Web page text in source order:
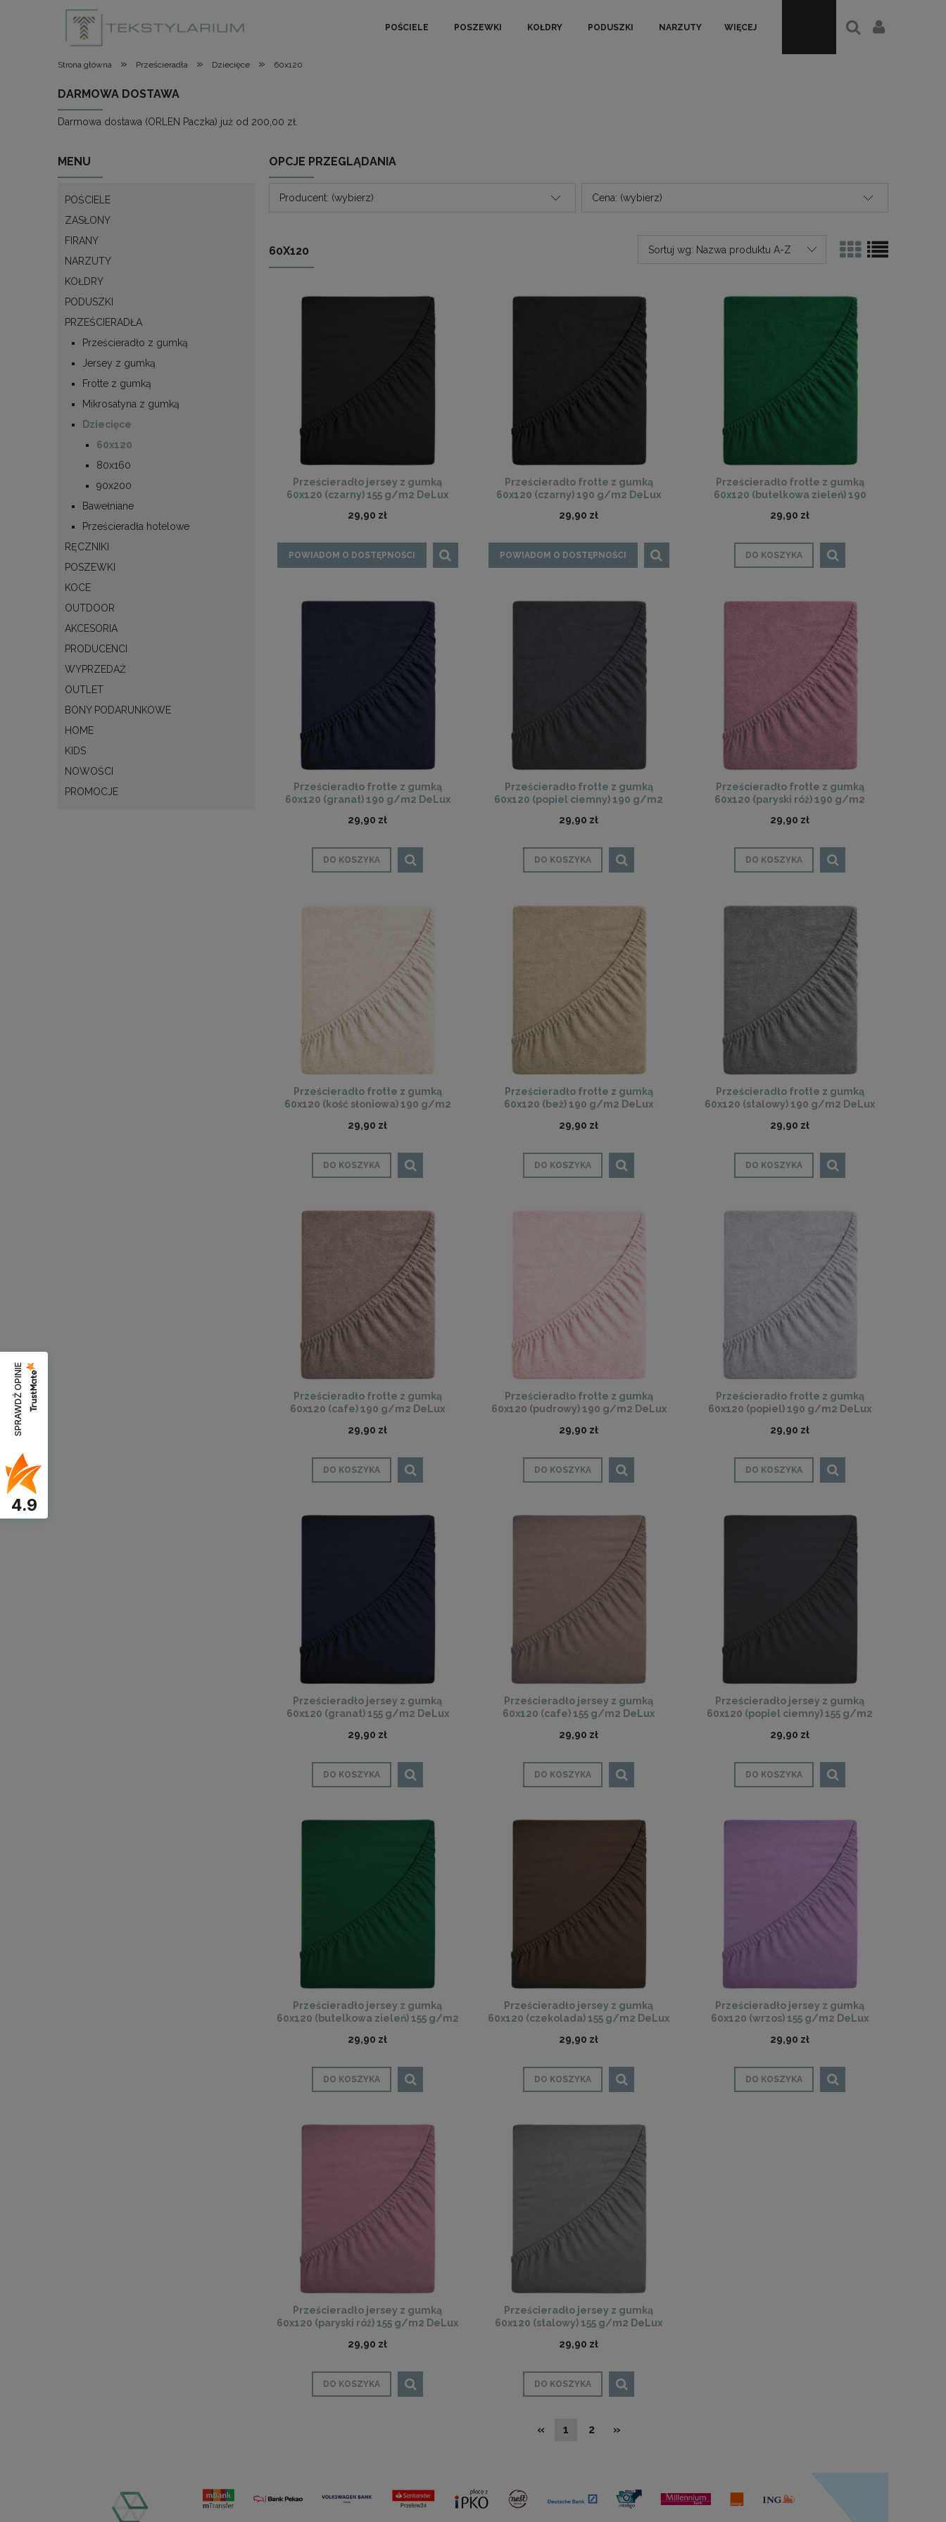
POŚCIELE POSZEWKI KOŁDRY PODUSZKI NARZUTY WIĘCEJ
Strona główna » Prześcieradła » Dziecięce » 60x120
DARMOWA DOSTAWA
Darmowa dostawa (ORLEN Paczka) już od 200,00 zł.
MENU
POŚCIELE
ZASŁONY
FIRANY
NARZUTY
KOŁDRY
PODUSZKI
PRZEŚCIERADŁA
Prześcieradło z gumką
Jersey z gumką
Frotte z gumką
Mikrosatyna z gumką
Dziecięce
60x120
80x160
90x200
Bawełniane
Prześcieradła hotelowe
RĘCZNIKI
POSZEWKI
KOCE
OUTDOOR
AKCESORIA
PRODUCENCI
WYPRZEDAŻ
OUTLET
BONY PODARUNKOWE
HOME
KIDS
NOWOŚCI
PROMOCJE
OPCJE PRZEGLĄDANIA
Producent: (wybierz) Cena: (wybierz)
60X120 Sortuj wg: Nazwa produktu A-Z
Prześcieradło jersey z gumką
60x120 (czarny) 155 g/m2 DeLux
29,90 zł
POWIADOM O DOSTĘPNOŚCI
Prześcieradło frotte z gumką
60x120 (czarny) 190 g/m2 DeLux
29,90 zł
POWIADOM O DOSTĘPNOŚCI
Prześcieradło frotte z gumką
60x120 (butelkowa zieleń) 190
29,90 zł
DO KOSZYKA
Prześcieradło frotte z gumką
60x120 (granat) 190 g/m2 DeLux
29,90 zł
DO KOSZYKA
Prześcieradło frotte z gumką
60x120 (popiel ciemny) 190 g/m2
29,90 zł
DO KOSZYKA
Prześcieradło frotte z gumką
60x120 (paryski róż) 190 g/m2
29,90 zł
DO KOSZYKA
Prześcieradło frotte z gumką
60x120 (kość słoniowa) 190 g/m2
29,90 zł
DO KOSZYKA
Prześcieradło frotte z gumką
60x120 (beż) 190 g/m2 DeLux
29,90 zł
DO KOSZYKA
Prześcieradło frotte z gumką
60x120 (stalowy) 190 g/m2 DeLux
29,90 zł
DO KOSZYKA
Prześcieradło frotte z gumką
60x120 (cafe) 190 g/m2 DeLux
29,90 zł
DO KOSZYKA
Prześcieradło frotte z gumką
60x120 (pudrowy) 190 g/m2 DeLux
29,90 zł
DO KOSZYKA
Prześcieradło frotte z gumką
60x120 (popiel) 190 g/m2 DeLux
29,90 zł
DO KOSZYKA
Prześcieradło jersey z gumką
60x120 (granat) 155 g/m2 DeLux
29,90 zł
DO KOSZYKA
Prześcieradło jersey z gumką
60x120 (cafe) 155 g/m2 DeLux
29,90 zł
DO KOSZYKA
Prześcieradło jersey z gumką
60x120 (popiel ciemny) 155 g/m2
29,90 zł
DO KOSZYKA
Prześcieradło jersey z gumką
60x120 (butelkowa zieleń) 155 g/m2
29,90 zł
DO KOSZYKA
Prześcieradło jersey z gumką
60x120 (czekolada) 155 g/m2 DeLux
29,90 zł
DO KOSZYKA
Prześcieradło jersey z gumką
60x120 (wrzos) 155 g/m2 DeLux
29,90 zł
DO KOSZYKA
Prześcieradło jersey z gumką
60x120 (paryski róż) 155 g/m2 DeLux
29,90 zł
DO KOSZYKA
Prześcieradło jersey z gumką
60x120 (stalowy) 155 g/m2 DeLux
29,90 zł
DO KOSZYKA
« 1 2 »
SPRAWDŹ OPINIE
4.9